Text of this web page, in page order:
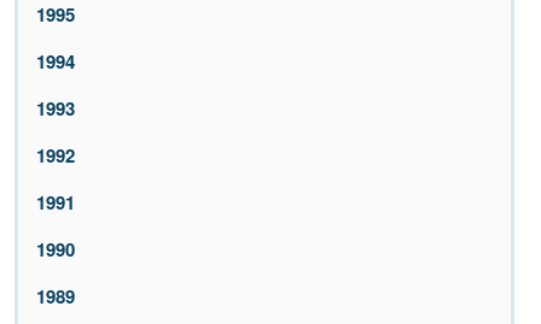
1995
1994
1993
1992
1991
1990
1989